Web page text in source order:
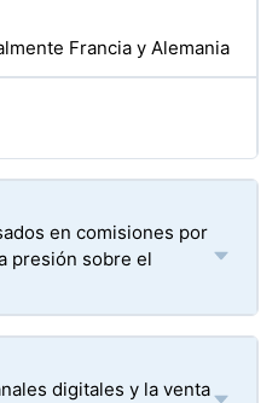
Francia y Alemania
en comisiones por
presión sobre el
digitales y la venta